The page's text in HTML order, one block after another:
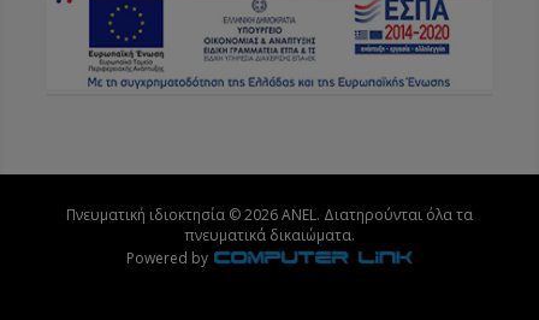
Πνευματική ιδιοκτησία © 2026 ANEL. Διατηρούνται όλα τα
πνευματικά δικαιώματα.
Powered by